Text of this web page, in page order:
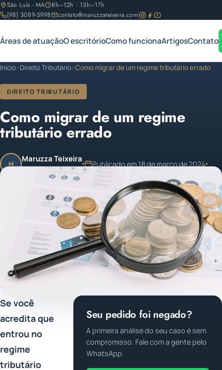
São Luís - MA
8h–12h · 13h–17h
(98) 3089-5998
contato@maruzzateixeira.com
Áreas de atuaçãoO escritórioComo funcionaArtigosContato
Início›Direito Tributário›Como migrar de um regime tributário errado
DIREITO TRIBUTÁRIO
Como migrar de um regime
tributário errado
M Maruzza Teixeira
OAB/MA 11.810
Publicado em 18 de março de 2024
1 min de leitura
Se você
acredita que
entrou no
regime
tributário
Seu pedido foi negado?
A primeira análise do seu caso é sem
compromisso. Fale com a gente pelo
WhatsApp.